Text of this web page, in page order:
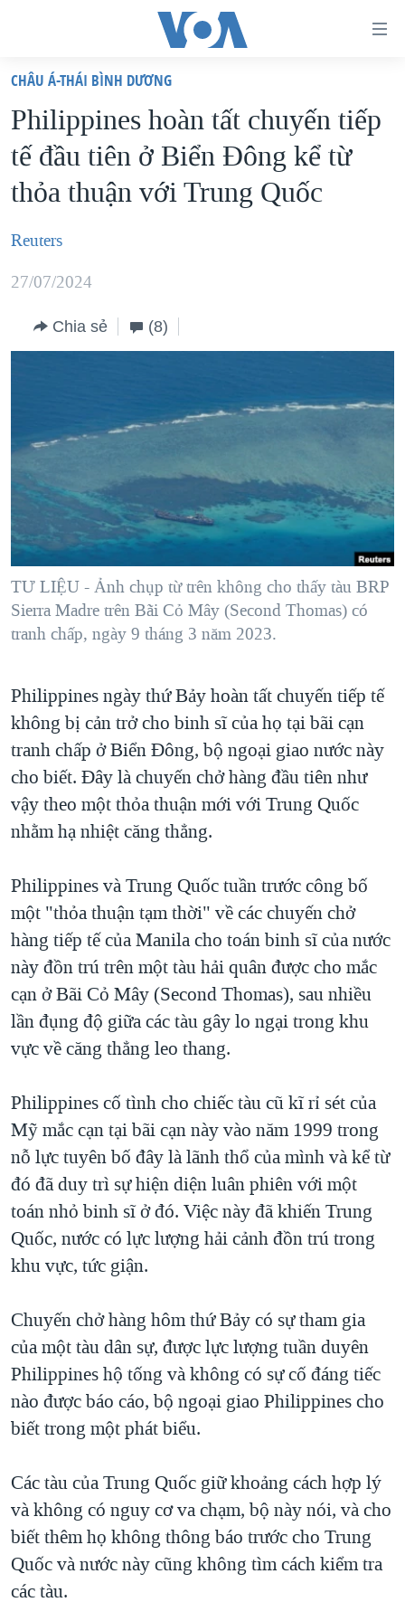
truy
cập
Tới
nội
chính
điều
hướng
chính
VIỆT NAM
HOA KỲ
BIỂN ĐÔNG
THẾ GIỚI
DIỄN ĐÀN
MỤC
NGƯỜI VIỆT HẢI NGOẠI
KINH TẾ
KHOA HỌC
SỨC KHOẺ
VĂN HOÁ
THỂ THAO
CHUYÊN ĐỀ
HÀNH TRÌNH BẦU CỬ 2024
MỘT NĂM CHIẾN TRANH TẠI DẢI GAZA
GIẢI MÃ VÀNH ĐAI & CON ĐƯỜNG
NGÀY TỊ NẠN THẾ GIỚI
GROUND ZERO – XƯA VÀ NAY
CHI PHÍ CHIẾN TRANH AFGHANISTAN
THƯỢNG ĐỈNH TRUMP-KIM TẠI VIỆT NAM
TRỊNH VĨNH BÌNH VS. CHÍNH PHỦ VIỆT NAM
NGƯ DÂN VIỆT VÀ LÀN SÓNG TRỘM HẢI SÂM
BÊN KIA QUỐC LỘ: TIẾNG VỌNG TỪ NÔNG THÔN MỸ
QUAN HỆ VIỆT MỸ
NGHE
MẠNG XÃ HỘI
Ngôn ngữ khác
CHÂU Á-THÁI BÌNH DƯƠNG
Philippines hoàn tất chuyến tiếp
tế đầu tiên ở Biển Đông kể từ
thỏa thuận với Trung Quốc
Reuters
27/07/2024
Chia sẻ (8)
TƯ LIỆU - Ảnh chụp từ trên không cho thấy tàu BRP
Sierra Madre trên Bãi Cỏ Mây (Second Thomas) có
tranh chấp, ngày 9 tháng 3 năm 2023.
Philippines ngày thứ Bảy hoàn tất chuyến tiếp tế
không bị cản trở cho binh sĩ của họ tại bãi cạn
tranh chấp ở Biển Đông, bộ ngoại giao nước này
cho biết. Đây là chuyến chở hàng đầu tiên như
vậy theo một thỏa thuận mới với Trung Quốc
nhằm hạ nhiệt căng thẳng.
Philippines và Trung Quốc tuần trước công bố
một "thỏa thuận tạm thời" về các chuyến chở
hàng tiếp tế của Manila cho toán binh sĩ của nước
này đồn trú trên một tàu hải quân được cho mắc
cạn ở Bãi Cỏ Mây (Second Thomas), sau nhiều
lần đụng độ giữa các tàu gây lo ngại trong khu
vực về căng thẳng leo thang.
Philippines cố tình cho chiếc tàu cũ kĩ rỉ sét của
Mỹ mắc cạn tại bãi cạn này vào năm 1999 trong
nỗ lực tuyên bố đây là lãnh thổ của mình và kể từ
đó đã duy trì sự hiện diện luân phiên với một
toán nhỏ binh sĩ ở đó. Việc này đã khiến Trung
Quốc, nước có lực lượng hải cảnh đồn trú trong
khu vực, tức giận.
Chuyến chở hàng hôm thứ Bảy có sự tham gia
của một tàu dân sự, được lực lượng tuần duyên
Philippines hộ tống và không có sự cố đáng tiếc
nào được báo cáo, bộ ngoại giao Philippines cho
biết trong một phát biểu.
Các tàu của Trung Quốc giữ khoảng cách hợp lý
và không có nguy cơ va chạm, bộ này nói, và cho
biết thêm họ không thông báo trước cho Trung
Quốc và nước này cũng không tìm cách kiểm tra
các tàu.